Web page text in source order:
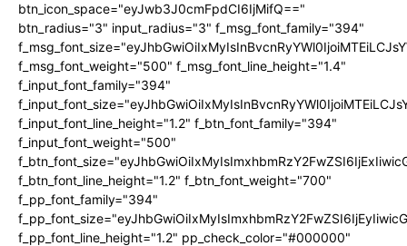
btn_icon_space="eyJwb3J0cmFpdCI6IjMifQ=="
btn_radius="3" input_radius="3" f_msg_font_family="394"
f_msg_font_weight="500" f_msg_font_line_height="1.4"
f_input_font_family="394"
f_input_font_line_height="1.2" f_btn_font_family="394"
f_input_font_weight="500"
f_btn_font_line_height="1.2" f_btn_font_weight="700"
f_pp_font_family="394"
f_pp_font_line_height="1.2" pp_check_color="#000000"